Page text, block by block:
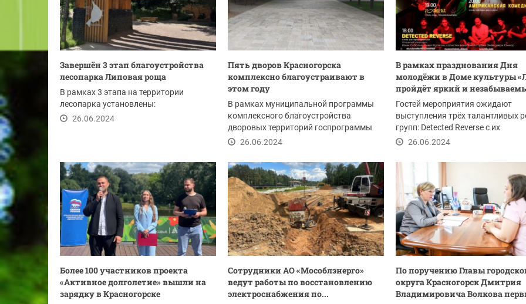
Завершён 3 этап благоустройства
лесопарка Липовая роща
В рамках 3 этапа на территории
лесопарка установлены:
26.06.2024
Пять дворов Красногорска
комплексно благоустраивают в
этом году
В рамках муниципальной программы
комплексного благоустройства
дворовых территорий госпрограммы
«Формирование...
26.06.2024
В рамках празднования Дня
молодёжи в Доме культуры
пройдёт яркий и
Гостей мероприятия ожидают
выступления трёх талантливых
групп: Detected Reverse с их
альтернативным роком,...
26.06.2024
Более 100 участников проекта
«Активное долголетие» вышли на
зарядку в Красногорске
Сотрудники АО «Мособлэнерго»
ведут работы по восстановлению
электроснабжения по...
По поручению Главы
округа Красногорск Дмитрия
Владимировича Волкова